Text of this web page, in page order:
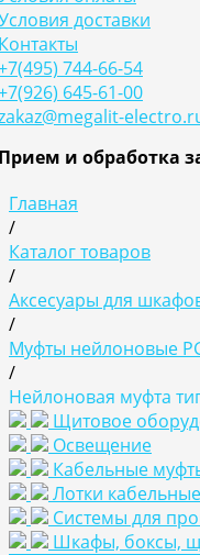
доставки
744-66-54
645-61-00
и обработка
Главная
/
Каталог товаров
/
Аксесуары для
/
Муфты нейлоновые
/
Нейлоновая муфта
Щитовое
Освещение
Кабельные
Лотки
Системы для
Шкафы, боксы,